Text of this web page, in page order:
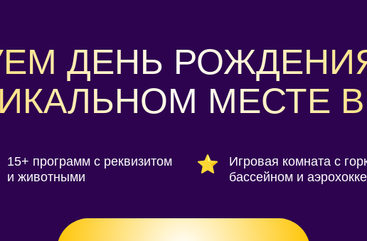
ДЕНЬ
МЕСТЕ
Игровая комната с
бассейном и
15+ программ с реквизитом
и животными